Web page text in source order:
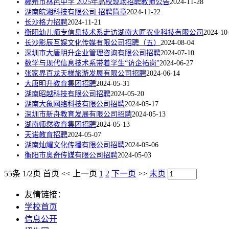
郴州市林邑中学 2025年高校现场招聘教师公告2024-11-28
湖南皖湘科技有限公司 招聘简章2024-11-22
长沙格力招聘2024-11-21
衡阳幼儿师专信息技术系走访湖南大匠农业科技有限公司 2024-
长沙影辰互娱文化传媒有限公司招聘（五） 2024-08-04
深圳市大唐明升企业管理咨询有限公司招聘2024-07-10
数学与现代信息技术系带着学生“访企拓岗”2024-06-27
张家界百龙天梯旅游发展有限公司招聘2024-06-14
大唐明升教育集团招聘2024-05-31
湖南昭越科技有限公司招聘2024-05-20
湖南大象网络科技有限公司招聘2024-05-17
深圳市新舟教育发展有限公司招聘2024-05-13
湖南师然教育集团招聘2024-05-13
天诺教育招聘2024-05-07
湖南灿耀文化传播有限公司招聘2024-05-06
衡阳市奥奇传媒有限公司招聘2024-05-03
55条 1/2页 首页 << 上一页 1 2 下一页 >> 末页
友情链接：
学校首页
信息公开